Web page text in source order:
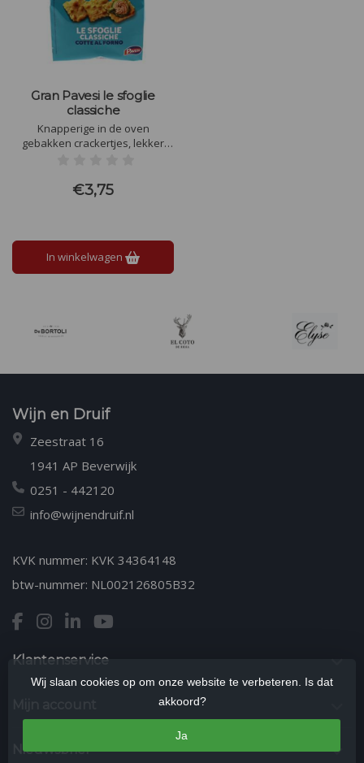
Gran Pavesi le sfoglie
classiche
Knapperige in de oven
gebakken crackertjes, lekker
geen palmolie.
€3,75
In winkelwagen
Wijn en Druif
Zeestraat 16
1941 AP Beverwijk
0251 - 442120
info@wijnendruif.nl
KVK nummer: KVK 34364148
btw-nummer: NL002126805B32
Klantenservice
Nieuwsbrief
Wij slaan cookies op om onze website te verbeteren. Is dat
akkoord?
Ja